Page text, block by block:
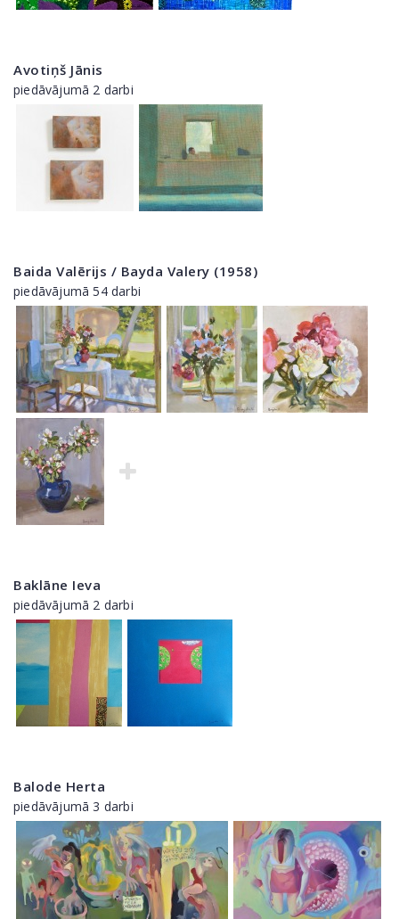
Avotiņš Jānis
piedāvājumā 2 darbi
Baida Valērijs / Bayda Valery (1958)
piedāvājumā 54 darbi
Baklāne Ieva
piedāvājumā 2 darbi
Balode Herta
piedāvājumā 3 darbi